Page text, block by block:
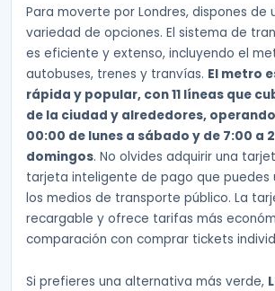
Para moverte por Londres, dispones de
variedad de opciones. El sistema de
es eficiente y extenso, incluyendo el
autobuses, trenes y tranvías. El metro
rápida y popular, con 11 líneas que
de la ciudad y alrededores,
00:00 de lunes a sábado y de 7:00 a
domingos. No olvides adquirir una
tarjeta inteligente de pago que puedes
los medios de transporte público. La
recargable y ofrece tarifas más
comparación con comprar tickets
Si prefieres una alternativa más verde,